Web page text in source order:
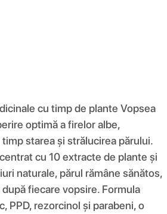
cu timp de plante Vopsea
optimă a firelor albe,
starea și strălucirea părului.
cu 10 extracte de plante și
naturale, părul rămâne sănătos,
fiecare vopsire. Formula
PPD, rezorcinol și parabeni, o